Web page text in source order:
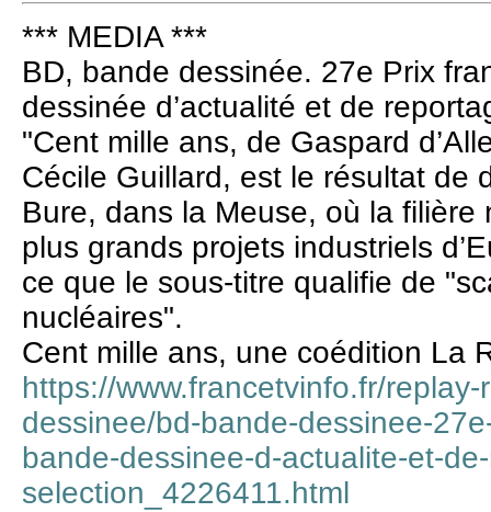
*** MEDIA ***
BD, bande dessinée. 27e Prix
dessinée d’actualité et de
"Cent mille ans, de Gaspard
Cécile Guillard, est le résultat de
Bure, dans la Meuse, où la filière
plus grands projets industriels
ce que le sous-titre qualifie de
nucléaires".
Cent mille ans, une coédition La
https://www.francetvinfo.fr/
dessinee/bd-bande-dessinee-
bande-dessinee-d-actualite-et-
selection_4226411.html